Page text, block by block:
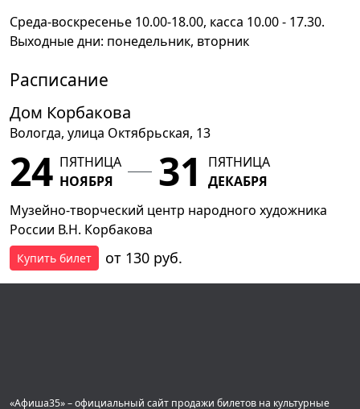
Среда-воскресенье 10.00-18.00, касса 10.00 - 17.30.
Выходные дни: понедельник, вторник
Расписание
Дом Корбакова
Вологда, улица Октябрьская, 13
24 ПЯТНИЦА
НОЯБРЯ
31
ПЯТНИЦА
ДЕКАБРЯ
Музейно-творческий центр народного художника
России В.Н. Корбакова
Купить билет от 130 руб.
«Афиша35» – официальный сайт продажи билетов на культурные